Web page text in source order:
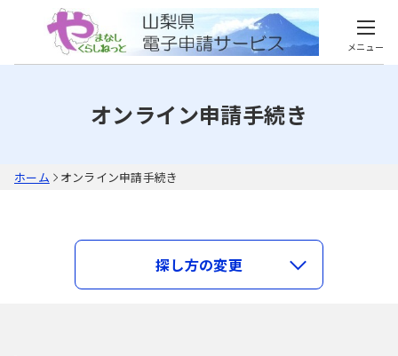
メニュー
オンライン申請手続き
ホーム オンライン申請手続き
キーワードで探す
探し方の変更